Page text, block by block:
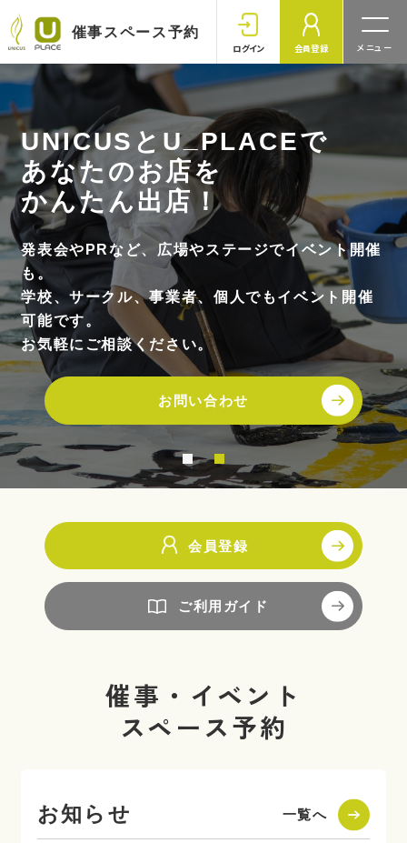
催事スペース予約
ログイン 会員登録
お知らせ
ご利用ガイド
利用規約
お問い合わせ
会員登録
UNICUSとU_PLACEで
あなたのお店を
かんたん出店！
発表会やPRなど、広場やステージでイベント開催
も。
学校、サークル、事業者、個人でもイベント開催
可能です。
お気軽にご相談ください。
お問い合わせ
会員登録
ご利用ガイド
催事・イベント
スペース予約
お知らせ 一覧へ